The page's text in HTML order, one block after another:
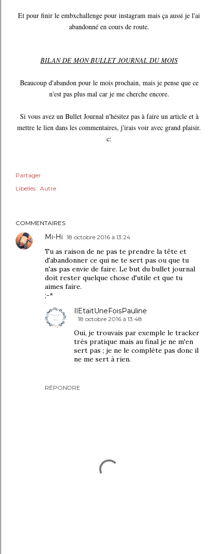
Et pour finir le embxchallenge pour instagram mais ça aussi je l'ai
abandonné en cours de route.
BILAN DE MON BULLET JOURNAL DU MOIS
Beaucoup d'abandon pour le mois prochain, mais je pense que ce
n'est pas plus mal car je me cherche encore.
Si vous avez un Bullet Journal n'hésitez pas à faire un article et à
mettre le lien dans les commentaires, j'irais voir avec grand plaisir.
c:
Partager
Libellés : Autre
COMMENTAIRES
Mi-Hi 18 octobre 2016 à 13:24
Tu as raison de ne pas te prendre la tête et
d'abandonner ce qui ne te sert pas ou que tu
n'as pas envie de faire. Le but du bullet journal
doit rester quelque chose d'utile et que tu
aimes faire.
;-*
RÉPONDRE
IlEtaitUneFoisPauline
18 octobre 2016 à 13:48
Oui, je trouvais par exemple le tracker
très pratique mais au final je ne m'en
sert pas ; je ne le complète pas donc il
ne me sert à rien.